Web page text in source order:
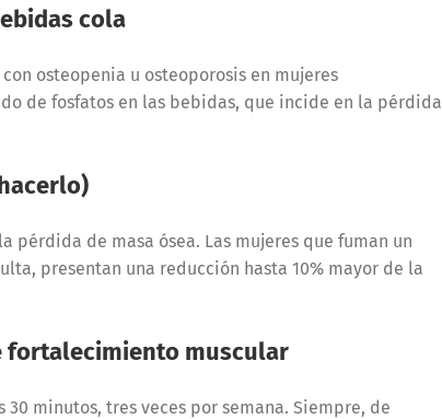
cola
osteopenia u osteoporosis en mujeres
de fosfatos en las bebidas, que incide en la pérdida
de masa ósea. Las mujeres que fuman un
presentan una reducción hasta 10% mayor de la
fortalecimiento muscular
minutos, tres veces por semana. Siempre, de